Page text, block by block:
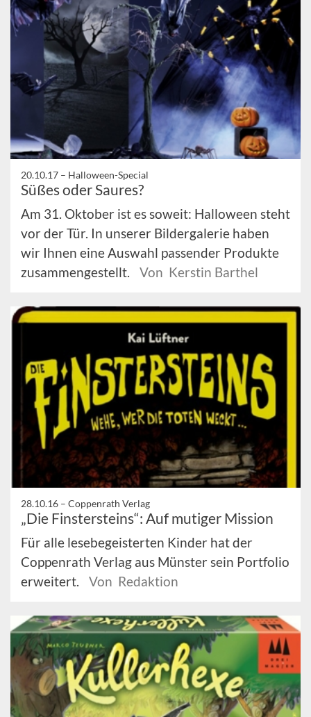
20.10.17 – Halloween-Special
Süßes oder Saures?
Am 31. Oktober ist es soweit: Halloween steht
vor der Tür. In unserer Bildergalerie haben
wir Ihnen eine Auswahl passender Produkte
zusammengestellt.
Von Kerstin Barthel
28.10.16 – Coppenrath Verlag
„Die Finstersteins“: Auf mutiger Mission
Für alle lesebegeisterten Kinder hat der
Coppenrath Verlag aus Münster sein Portfolio
erweitert.
Von Redaktion